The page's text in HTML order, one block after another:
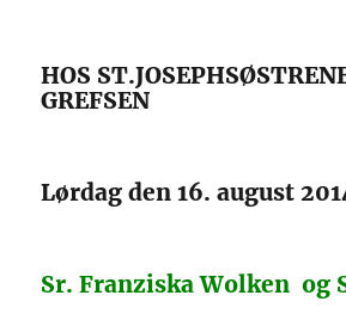
HOS
GREFSEN
Lørdag den 16. august
Sr. Franziska Wolken og